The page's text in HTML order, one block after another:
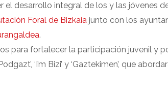
el desarrollo integral de los y las jóvenes
Foral de Bizkaiajunto con los
.
para fortalecer la participación juvenil y
‘I’m Bizi’ y ‘Gaztekimen’, que